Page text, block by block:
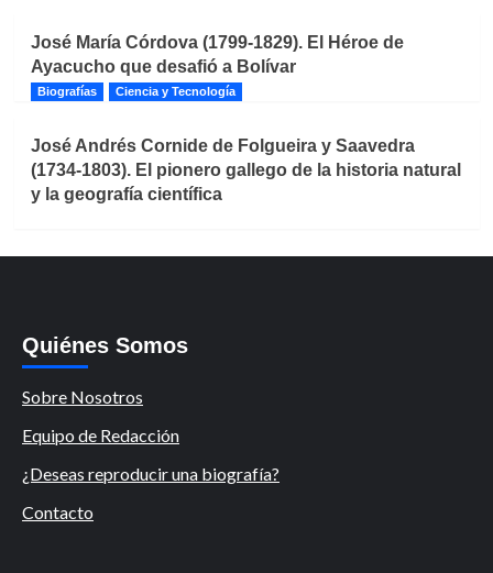
José María Córdova (1799-1829). El Héroe de
Ayacucho que desafió a Bolívar
Biografías Ciencia y Tecnología
José Andrés Cornide de Folgueira y Saavedra
(1734-1803). El pionero gallego de la historia natural
y la geografía científica
Quiénes Somos
Sobre Nosotros
Equipo de Redacción
¿Deseas reproducir una biografía?
Contacto